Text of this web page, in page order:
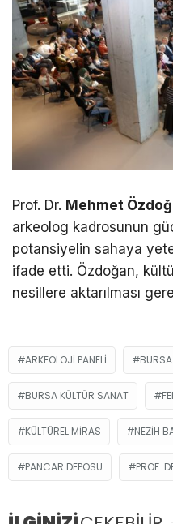
Prof. Dr. Mehmet
arkeolog kadrosunun
potansiyelin sahaya
ifade etti. Özdoğan,
nesillere aktarılması
ARKEOLOJI PANELI BURSA
BURSA KÜLTÜR SANAT
KÜLTÜREL MIRAS NEZIH
PANCAR DEPOSU PROF.